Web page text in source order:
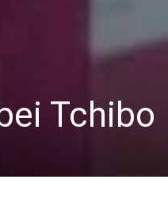
Tchibo